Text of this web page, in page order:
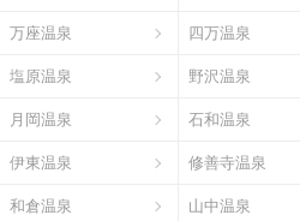
万座温泉 四万温泉
塩原温泉 野沢温泉
月岡温泉 石和温泉
伊東温泉 修善寺温泉
和倉温泉 山中温泉